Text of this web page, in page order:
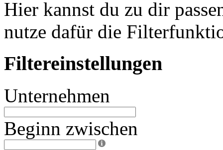
Hier kannst du zu dir
nutze dafür die
Filtereinstellungen
Unternehmen
Beginn zwischen